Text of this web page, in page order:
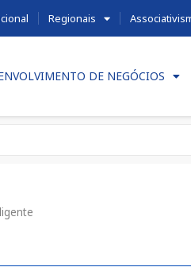
Regionais
DE NEGÓCIOS